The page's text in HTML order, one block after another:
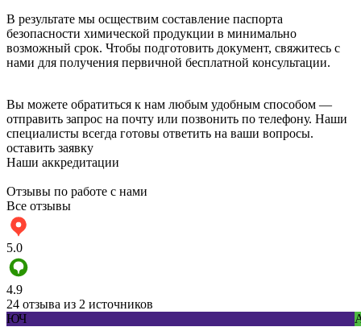
В результате мы осществим составление паспорта
безопасности химической продукции в минимально
возможный срок. Чтобы подготовить документ, свяжитесь с
нами для получения первичной бесплатной консультации.
Вы можете обратиться к нам любым удобным способом —
отправить запрос на почту или позвонить по телефону. Наши
специалисты всегда готовы ответить на ваши вопросы.
оставить заявку
Наши аккредитации
Отзывы по работе с нами
Все отзывы
5.0
4.9
24 отзыва из 2 источников
ЮЧ